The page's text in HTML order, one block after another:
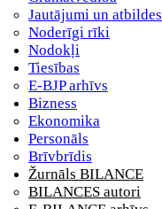
Jautājumi un atbildes
Noderīgi rīki
Nodokļi
Tiesības
E-BJP arhīvs
Bizness
Ekonomika
Personāls
Brīvbrīdis
Žurnāls BILANCE
BILANCES autori